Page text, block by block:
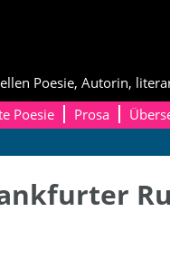
Poesie, Autorin,
Poesie Prosa